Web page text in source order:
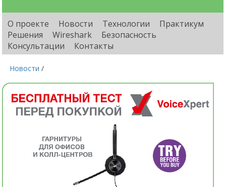
О проекте Новости Технологии
Практикум
Решения
Wireshark
Безопасность
Консультации
Контакты
Новости /